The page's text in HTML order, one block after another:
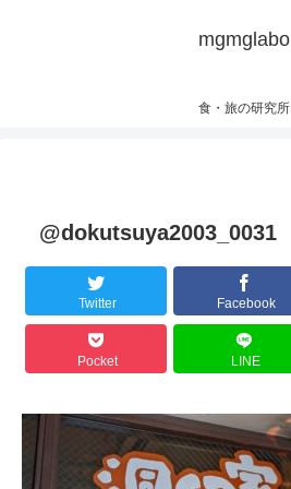
mgmglabo
食・旅の研究所
@dokutsuya2003_0031
Twitter Facebook
Pocket LINE